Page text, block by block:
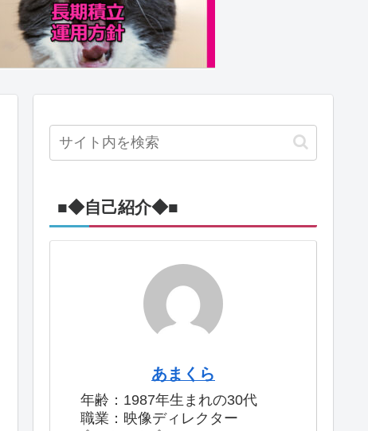
■◆自己紹介◆■
あまくら
年齢：1987年生まれの30代
職業：映像ディレクター